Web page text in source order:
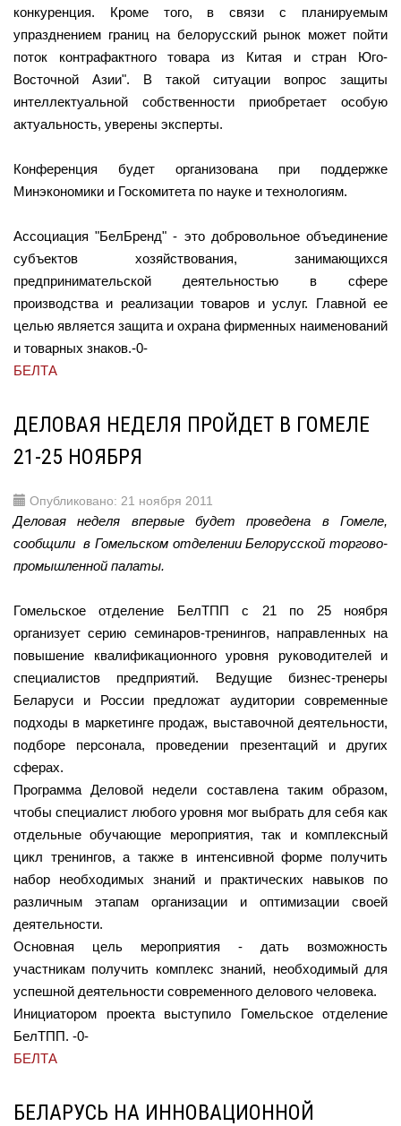
конкуренция. Кроме того, в связи с планируемым
упразднением границ на белорусский рынок может пойти
поток контрафактного товара из Китая и стран Юго-
Восточной Азии". В такой ситуации вопрос защиты
интеллектуальной собственности приобретает особую
актуальность, уверены эксперты.
Конференция будет организована при поддержке
Минэкономики и Госкомитета по науке и технологиям.
Ассоциация "БелБренд" - это добровольное объединение
субъектов хозяйствования, занимающихся
предпринимательской деятельностью в сфере
производства и реализации товаров и услуг. Главной ее
целью является защита и охрана фирменных наименований
и товарных знаков.-0-
БЕЛТА
ДЕЛОВАЯ НЕДЕЛЯ ПРОЙДЕТ В ГОМЕЛЕ
21-25 НОЯБРЯ
Опубликовано: 21 ноября 2011
Деловая неделя впервые будет проведена в Гомеле,
сообщили в Гомельском отделении Белорусской торгово-
промышленной палаты.
Гомельское отделение БелТПП с 21 по 25 ноября
организует серию семинаров-тренингов, направленных на
повышение квалификационного уровня руководителей и
специалистов предприятий. Ведущие бизнес-тренеры
Беларуси и России предложат аудитории современные
подходы в маркетинге продаж, выставочной деятельности,
подборе персонала, проведении презентаций и других
сферах.
Программа Деловой недели составлена таким образом,
чтобы специалист любого уровня мог выбрать для себя как
отдельные обучающие мероприятия, так и комплексный
цикл тренингов, а также в интенсивной форме получить
набор необходимых знаний и практических навыков по
различным этапам организации и оптимизации своей
деятельности.
Основная цель мероприятия - дать возможность
участникам получить комплекс знаний, необходимый для
успешной деятельности современного делового человека.
Инициатором проекта выступило Гомельское отделение
БелТПП. -0-
БЕЛТА
БЕЛАРУСЬ НА ИННОВАЦИОННОЙ